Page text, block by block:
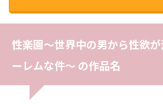
性楽園〜世界中の男から性欲
ーレムな件〜 の作品名